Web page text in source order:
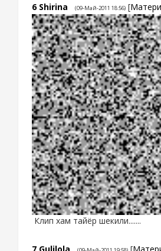
6 Shirina (09-Май-2011 18:56) [
Клип хам тайёр шекили.......
7 Gulilola [